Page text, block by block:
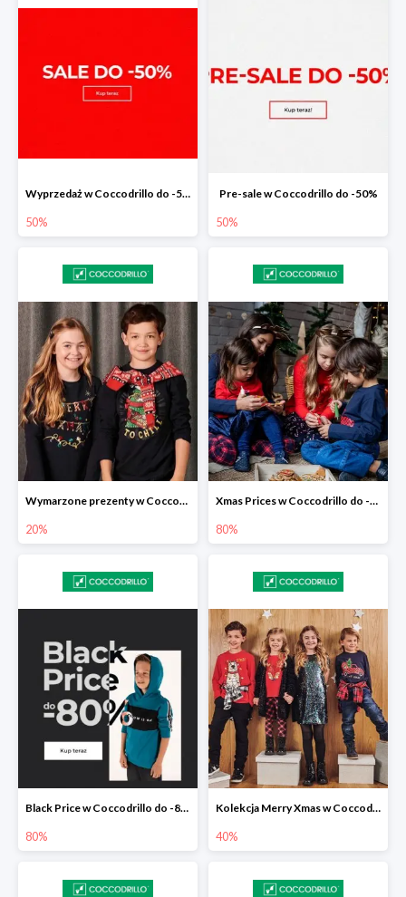
Wyprzedaż w Coccodrillo do -50%
50%
Pre-sale w Coccodrillo do -50%
50%
Wymarzone prezenty w Coccodrillo -20%
20%
Xmas Prices w Coccodrillo do -80%
80%
Black Price w Coccodrillo do -80%
80%
Kolekcja Merry Xmas w Coccodrillo do -40%
40%